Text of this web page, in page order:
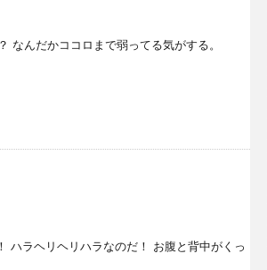
なんだかココロまで弱ってる気がする。
ラヘリヘリハラなのだ！ お腹と背中がくっ